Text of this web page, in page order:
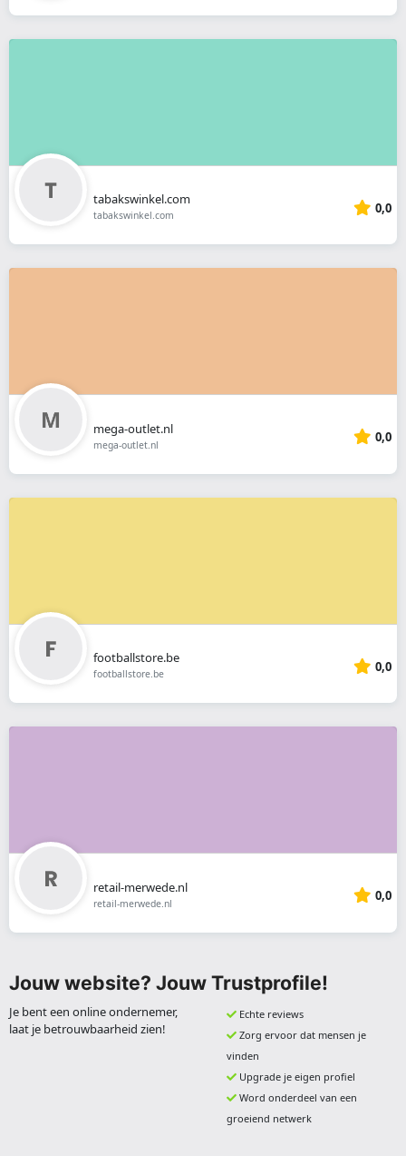
tabakswinkel.com
tabakswinkel.com 0,0
mega-outlet.nl
mega-outlet.nl 0,0
footballstore.be
footballstore.be 0,0
retail-merwede.nl
retail-merwede.nl 0,0
Jouw website? Jouw Trustprofile!
Je bent een online ondernemer,
laat je betrouwbaarheid zien!
Echte reviews
Zorg ervoor dat mensen je
vinden
Upgrade je eigen profiel
Word onderdeel van een
groeiend netwerk